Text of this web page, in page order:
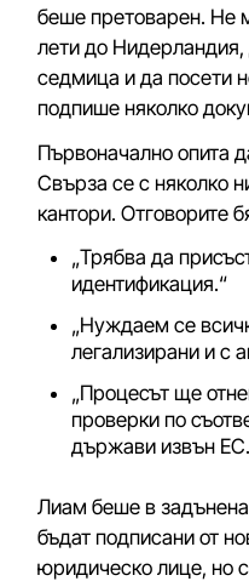
беше претоварен. Не
лети до Нидерландия,
седмица и да посети
подпише няколко
Първоначално опита
Свърза се с няколко
кантори. Отговорите
„Трябва да
идентификация.“
„Нуждаем се
легализирани и с
„Процесът ще
проверки по
държави извън
Лиам беше в
бъдат подписани от
юридическо лице, но